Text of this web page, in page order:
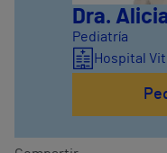
Dra.
Pediatría
Hospital